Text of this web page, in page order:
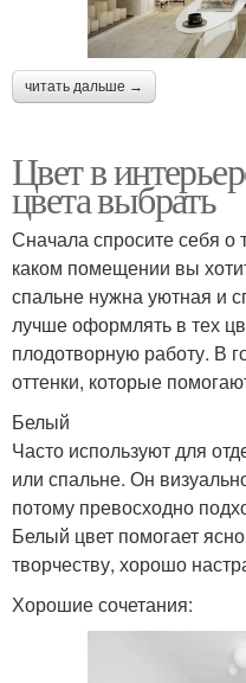
читать дальше →
Цвет в
цвета выбрать
Сначала спросите себя о
каком помещении вы
спальне нужна уютная и
лучше оформлять в тех
плодотворную работу. В
оттенки, которые
Белый
Часто используют для
или спальне. Он
потому превосходно
Белый цвет помогает
творчеству, хорошо
Хорошие сочетания: